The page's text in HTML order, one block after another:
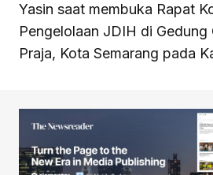
Yasin saat membuka Rapat
Pengelolaan JDIH di Gedung
Praja, Kota Semarang pada